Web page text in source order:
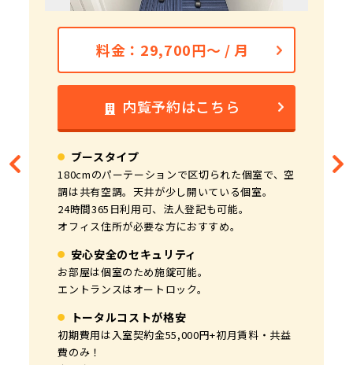
料金：29,700円～ / 月
内覧予約はこちら
ブースタイプ
180cmのパーテーションで区切られた個室で、空
調は共有空調。天井が少し開いている個室。
24時間365日利用可、法人登記も可能。
オフィス住所が必要な方におすすめ。
安心安全のセキュリティ
お部屋は個室のため施錠可能。
エントランスはオートロック。
トータルコストが格安
初期費用は入室契約金55,000円+初月賃料・共益
費のみ！
料金：57,200円～ / 月
内覧予約はこちら
完全個室
全部屋が完全個室、個別空調、窓あり！
24時間365日利用可能。
個人事業主の方や起業されたばかりの方におすす
め。
安心安全のセキュリティ
エントランスはオートロック、お部屋は施錠可
能。
トータルコストが格安
初期費用は入室契約金55,000円+初月賃料・共益
料金：82,500円～ / 月
内覧予約はこちら
完全個室
全部屋が完全個室、個別空調、窓あり！
24時間365日利用可能。
起業されたばかりの方や1人利用で広く使いたい
方におすすめ。
安心安全のセキュリティ
エントランスはオートロック、お部屋は施錠可
能。
トータルコストが格安
初期費用は入室契約金110,000円+初月賃料・共
料金：93,500円～ / 月
内覧予約はこちら
完全個室
全部屋が完全個室、個別空調、窓あり！
24時間365日利用可能。
起業されたばかりの方や2人利用で広く使いたい
方におすすめ。
安心安全のセキュリティ
エントランスはオートロック、お部屋は施錠可
能。
トータルコストが格安
初期費用は入室契約金110,000円+初月賃料・共
料金：102,300円～ / 月
内覧予約はこちら
完全個室
全部屋が完全個室、個別空調、窓あり！
24時間365日利用可能。
法人や士業事務所、2人で広めに使いたい方にお
すすめ。
安心安全のセキュリティ
エントランスはオートロック、お部屋は施錠可
能。
トータルコストが格安
初期費用は入室契約金110,000円+初月賃料・共
料金：133,100円～ / 月
内覧予約はこちら
完全個室
全部屋が完全個室、個別空調、窓あり！
24時間365日利用可能。
法人や士業事務所、3人で広めに使いたい方にお
すすめ。
安心安全のセキュリティ
エントランスはオートロック、お部屋は施錠可
能。
トータルコストが格安
初期費用は入室契約金110,000円+初月賃料・共
料金：132,000円～ / 月
内覧予約はこちら
完全個室
全部屋が完全個室、個別空調、窓あり！
24時間365日利用可能。
法人や士業事務所、短期のプロジェクト利用でも
おすすめ。
安心安全のセキュリティ
エントランスはオートロック、お部屋は施錠可
能。
トータルコストが格安
初期費用は入室契約金110,000円+初月賃料・共
料金：156,200円～ / 月
内覧予約はこちら
完全個室
全部屋が完全個室、個別空調、窓あり！
24時間365日利用可能。
本社としてはもちろん、短期のプロジェクト利用
でもおすすめ。
安心安全のセキュリティ
エントランスはオートロック、お部屋は施錠可
能。
トータルコストが格安
初期費用は入室契約金110,000円+初月賃料・共
料金：176,000円～ / 月
内覧予約はこちら
完全個室
全部屋が完全個室、個別空調、窓あり！
24時間365日利用可能。
サテライトオフィスや短期のプロジェクト利用に
おすすめ。
安心安全のセキュリティ
エントランスはオートロック、お部屋は施錠可
能。
トータルコストが格安
初期費用は入室契約金110,000円+初月賃料・共